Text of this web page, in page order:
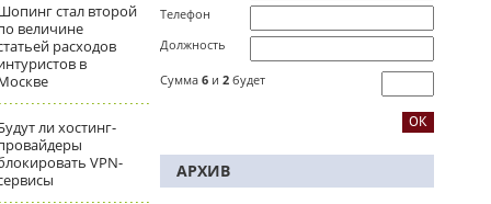
стал второй
величине
расходов
в
ли хостинг-
VPN-
Телефон
Должность
Сумма 6 и 2 будет
АРХИВ